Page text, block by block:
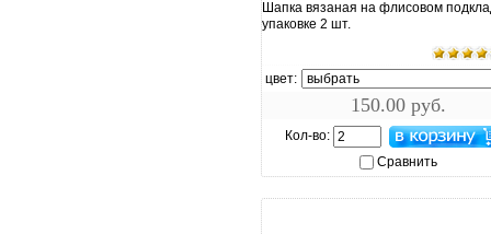
Шапка вязаная на флисовом
упаковке 2 шт.
цвет:
150.00 руб.
Кол-во:
Сравнить